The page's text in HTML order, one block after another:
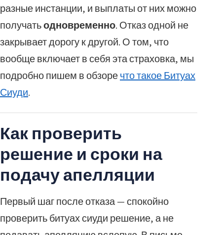
разные инстанции, и выплаты от них можно
получатьодновременно. Отказ одной не
закрывает дорогу к другой. О том, что
вообще включает в себя эта страховка, мы
подробно пишем в обзоречто такое Битуах
Сиуди.
Как проверить
решение и сроки на
подачу апелляции
Первый шаг после отказа — спокойно
проверить битуах сиуди решение, а не